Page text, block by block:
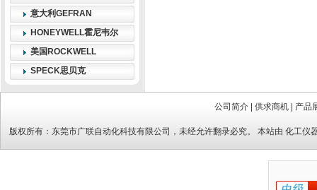
意大利GEFRAN
HONEYWELL霍尼韦尔
美国ROCKWELL
SPECK思贝克
公司简介 供求商机 产品
版权所有： 东莞市广联自动化科技有限公司 ，未经允许翻录必究。 本站由化工仪